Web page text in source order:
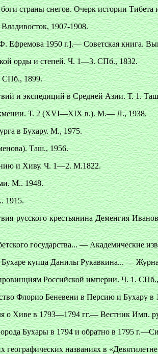
страны снегов. Очерк истории Тибета
1907-1908.
Ефремова 1950 г.].— Советская книга.
орды и степей. Ч. 1—3. СПб., 1832.
СПб., 1899.
и экспедиций в Средней Азии. Т. 1.
Т. 2 (XVI—XIX в.). М.— Л., 1938.
в Бухару. М., 1975.
Таш., 1956.
и Хиву. Ч. 1—2. М.1822.
М.. 1948.
1915.
русского крестьянина Деменгия
государства... — Академические
купца Данилы Рукавкина... —
Российской империи. Ч. 1.
Флорио Беневени в Персию и Бухару
о Хиве в 1793—1794 гг.— Вестник Имп.
Бухары в 1794 и обратно в 1795
географических названиях в